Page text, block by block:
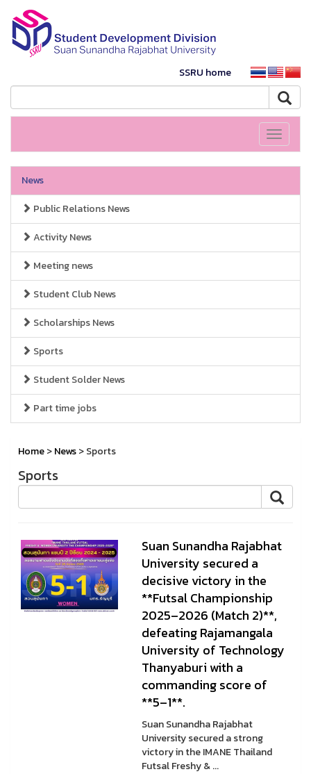
SSRU home
Toggle
News
Public Relations News
Activity News
Meeting news
Student Club News
Scholarships News
Sports
Student Solder News
Part time jobs
Home>News> Sports
Sports
Suan Sunandha Rajabhat
University secured a
decisive victory in the
**Futsal Championship
2025–2026 (Match 2)**,
defeating Rajamangala
University of Technology
Thanyaburi with a
commanding score of
**5–1**.
Suan Sunandha Rajabhat
University secured a strong
victory in the IMANE Thailand
Futsal Freshy & ...